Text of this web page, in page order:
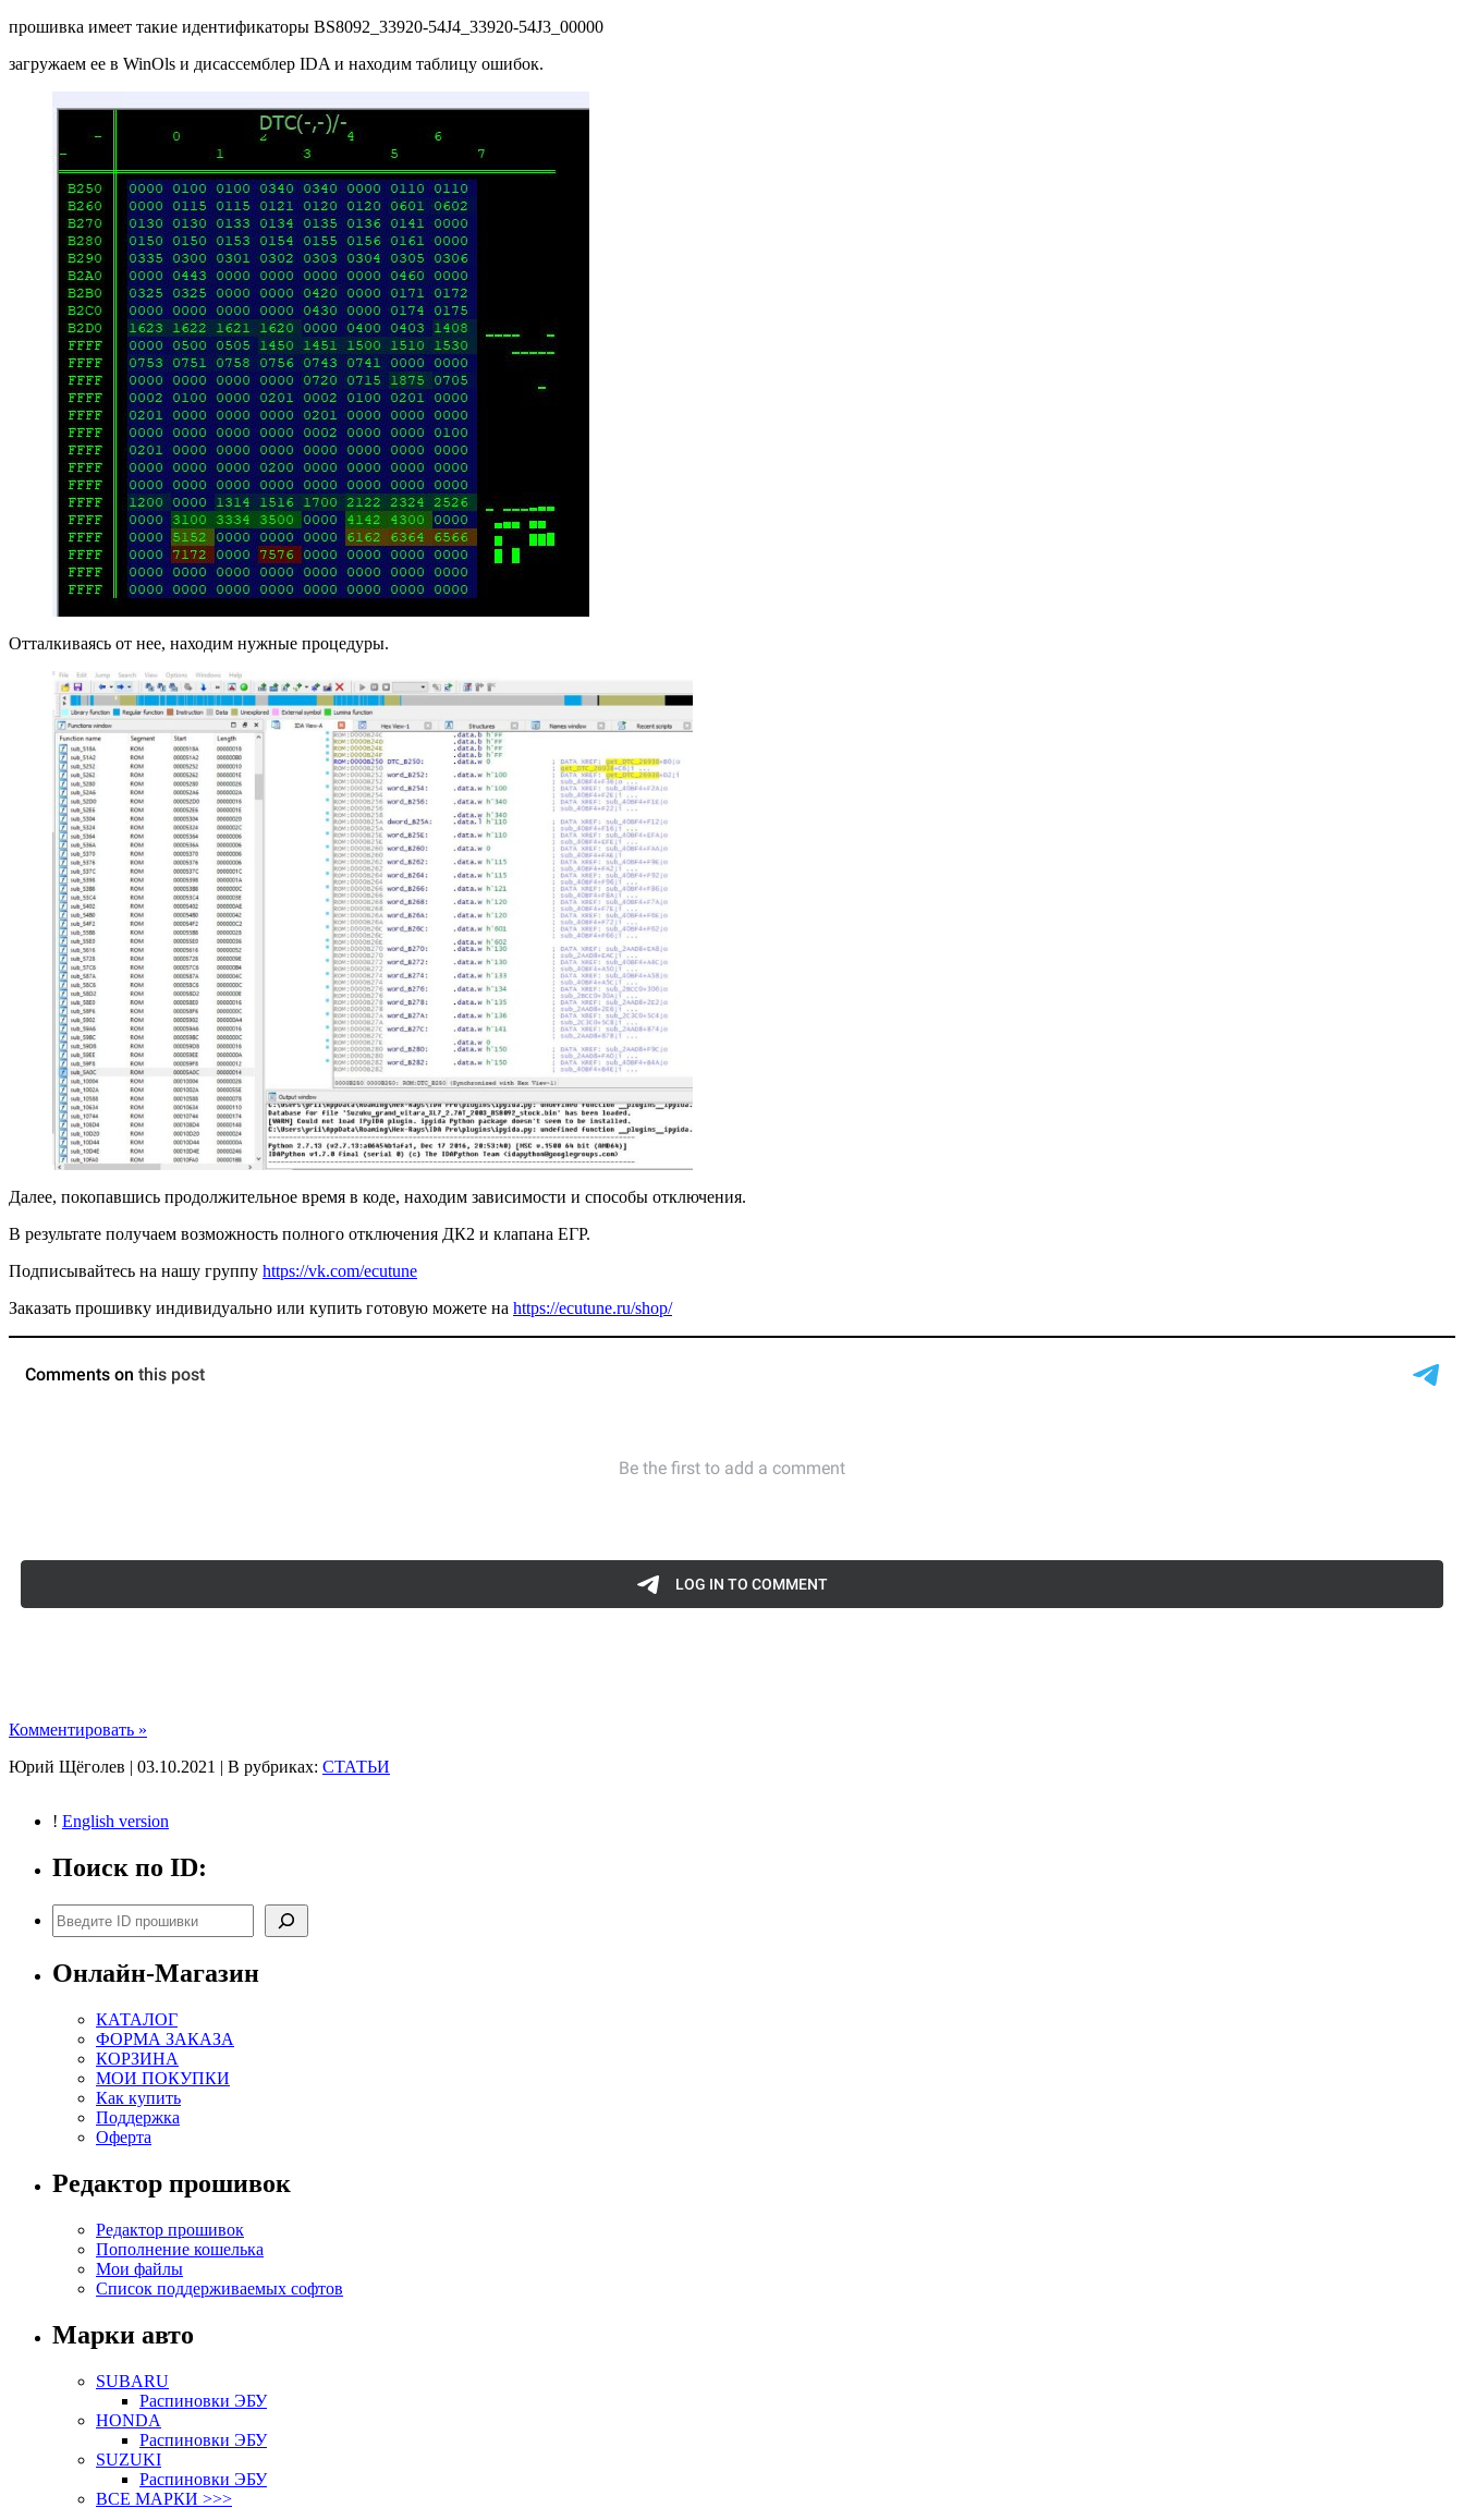
прошивка имеет такие идентификаторы BS8092_33920-54J4_33920-54J3_00000
загружаем ее в WinOls и дисассемблер IDA и находим таблицу ошибок.
Отталкиваясь от нее, находим нужные процедуры.
Далее, покопавшись продолжительное время в коде, находим зависимости и способы отключения.
В результате получаем возможность полного отключения ДК2 и клапана ЕГР.
Подписывайтесь на нашу группу https://vk.com/ecutune
Заказать прошивку индивидуально или купить готовую можете на https://ecutune.ru/shop/
Комментировать »
Юрий Щёголев | 03.10.2021 | В рубриках: СТАТЬИ
! English version
Поиск по ID:
Поиск
Онлайн-Магазин
КАТАЛОГ
ФОРМА ЗАКАЗА
КОРЗИНА
МОИ ПОКУПКИ
Как купить
Поддержка
Оферта
Редактор прошивок
Редактор прошивок
Пополнение кошелька
Мои файлы
Список поддерживаемых софтов
Марки авто
SUBARU
Распиновки ЭБУ
HONDA
Распиновки ЭБУ
SUZUKI
Распиновки ЭБУ
ВСЕ МАРКИ >>>